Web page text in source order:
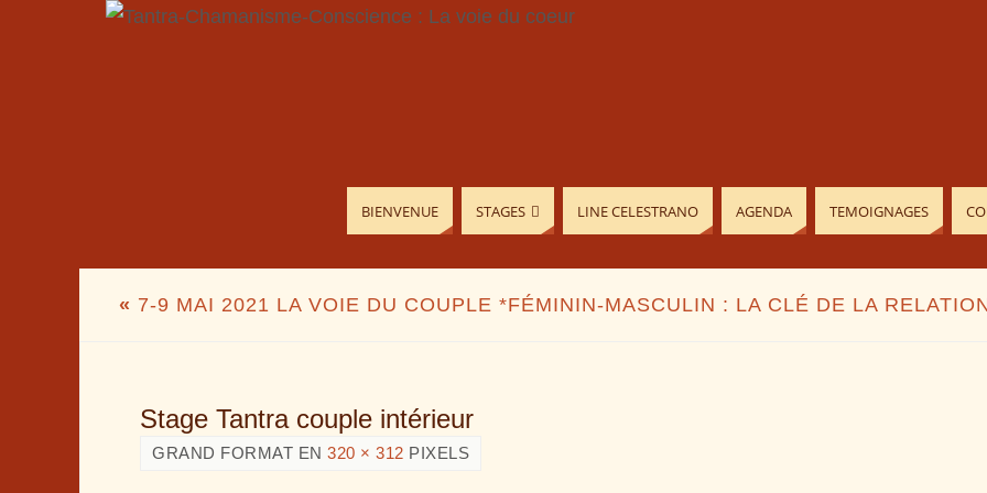
BIENVENUE STAGES LINE CELESTRANO AGENDA TEMOIGNAGES
« 7-9 MAI 2021 LA VOIE DU COUPLE *FÉMININ-MASCULIN : LA CLÉ DE LA
Stage Tantra couple intérieur
GRAND FORMAT EN 320 × 312 PIXELS